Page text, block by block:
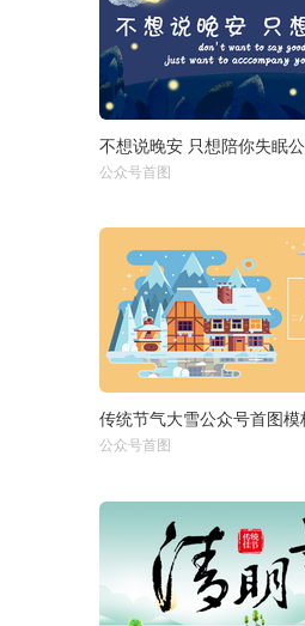
选择尺寸： 1920px
公众号首图
选择尺寸： 1920px
公众号首图